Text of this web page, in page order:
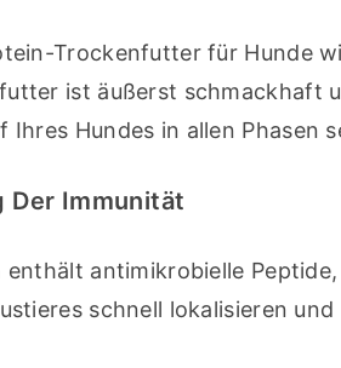
Trockenfutter für Hunde
ist äußerst schmackhaft
Hundes in allen Phasen
Der Immunität
antimikrobielle
schnell lokalisieren